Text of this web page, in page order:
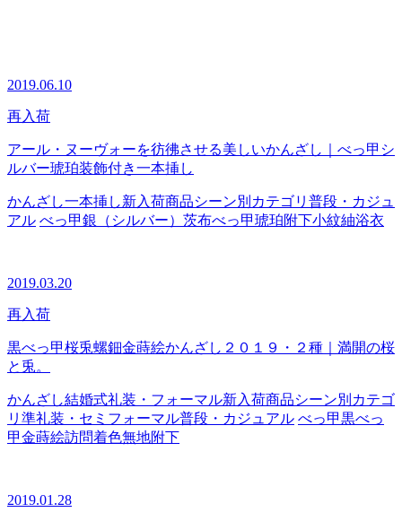
2019.06.10
再入荷
アール・ヌーヴォーを彷彿させる美しいかんざし｜べっ甲シ
ルバー琥珀装飾付き一本挿し
かんざし一本挿し新入荷商品シーン別カテゴリ 普段・カジュ
アル べっ甲銀（シルバー） 茨布べっ甲琥珀附下小紋紬浴衣
2019.03.20
再入荷
黒べっ甲桜兎螺鈿金蒔絵かんざし２０１９・２種｜満開の桜
と兎。
かんざし結婚式礼装・フォーマル新入荷商品シーン別カテゴ
リ 準礼装・セミフォーマル普段・カジュアル べっ甲黒べっ
甲金蒔絵訪問着色無地附下
2019.01.28